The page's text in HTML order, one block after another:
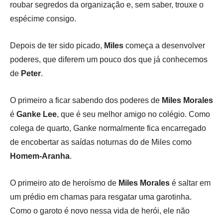
roubar segredos da organização e, sem saber, trouxe o
espécime consigo.
Depois de ter sido picado, Miles começa a desenvolver
poderes, que diferem um pouco dos que já conhecemos
de Peter.
O primeiro a ficar sabendo dos poderes de Miles Morales
é Ganke Lee, que é seu melhor amigo no colégio. Como
colega de quarto, Ganke normalmente fica encarregado
de encobertar as saídas noturnas do de Miles como
Homem-Aranha.
O primeiro ato de heroísmo de Miles Morales é saltar em
um prédio em chamas para resgatar uma garotinha.
Como o garoto é novo nessa vida de herói, ele não